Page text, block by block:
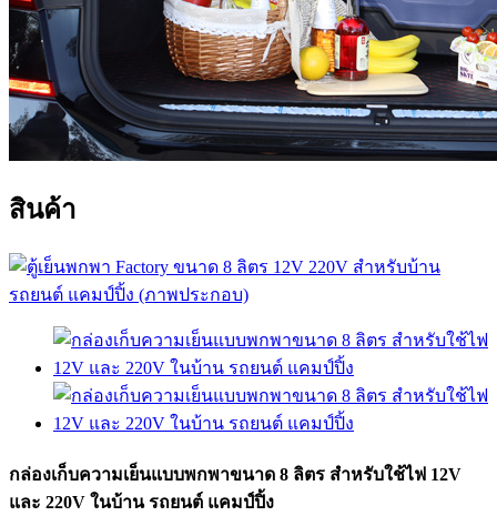
สินค้า
กล่องเก็บความเย็นแบบพกพาขนาด 8 ลิตร สำหรับใช้ไฟ 12V
และ 220V ในบ้าน รถยนต์ แคมป์ปิ้ง